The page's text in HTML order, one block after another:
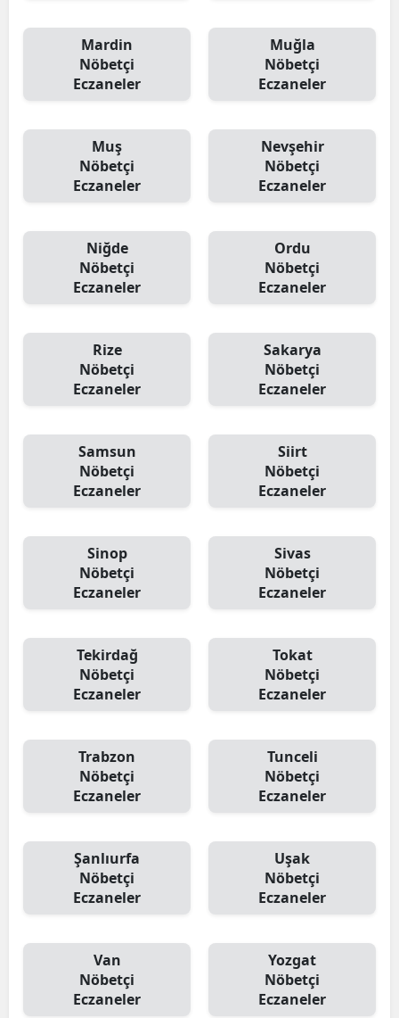
Mardin
Nöbetçi
Eczaneler
Muğla
Nöbetçi
Eczaneler
Muş
Nöbetçi
Eczaneler
Nevşehir
Nöbetçi
Eczaneler
Niğde
Nöbetçi
Eczaneler
Ordu
Nöbetçi
Eczaneler
Rize
Nöbetçi
Eczaneler
Sakarya
Nöbetçi
Eczaneler
Samsun
Nöbetçi
Eczaneler
Siirt
Nöbetçi
Eczaneler
Sinop
Nöbetçi
Eczaneler
Sivas
Nöbetçi
Eczaneler
Tekirdağ
Nöbetçi
Eczaneler
Tokat
Nöbetçi
Eczaneler
Trabzon
Nöbetçi
Eczaneler
Tunceli
Nöbetçi
Eczaneler
Şanlıurfa
Nöbetçi
Eczaneler
Uşak
Nöbetçi
Eczaneler
Van
Nöbetçi
Eczaneler
Yozgat
Nöbetçi
Eczaneler